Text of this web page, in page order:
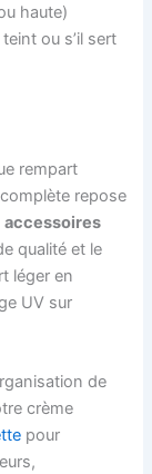
haute)
ou s’il sert
rempart
repose
accessoires
qualité et le
léger en
UV sur
de
crème
pour